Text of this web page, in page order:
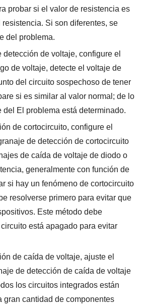
probar si el valor de resistencia es
Si son diferentes, se
del problema.
detección de voltaje, configure el
de voltaje, detecte el voltaje de
del circuito sospechoso de tener
si es similar al valor normal; de lo
del El problema está determinado.
de cortocircuito, configure el
de detección de cortocircuito
de caída de voltaje de diodo o
generalmente con función de
si hay un fenómeno de cortocircuito
resolverse primero para evitar que
Este método debe
está apagado para evitar
de caída de voltaje, ajuste el
de detección de caída de voltaje
los circuitos integrados están
gran cantidad de componentes